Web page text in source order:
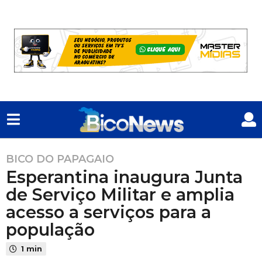
1
m
s
a
t
BICO DO PAPAGAIO
Esperantina inaugura Junta
de Serviço Militar e amplia
acesso a serviços para a
população
1 min